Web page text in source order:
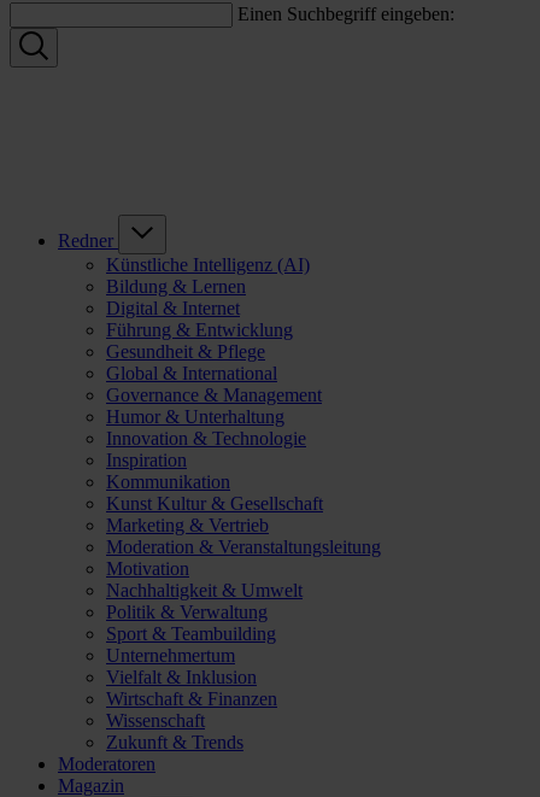
Einen Suchbegriff eingeben:
Redner
Künstliche Intelligenz (AI)
Bildung & Lernen
Digital & Internet
Führung & Entwicklung
Gesundheit & Pflege
Global & International
Governance & Management
Humor & Unterhaltung
Innovation & Technologie
Inspiration
Kommunikation
Kunst Kultur & Gesellschaft
Marketing & Vertrieb
Moderation & Veranstaltungsleitung
Motivation
Nachhaltigkeit & Umwelt
Politik & Verwaltung
Sport & Teambuilding
Unternehmertum
Vielfalt & Inklusion
Wirtschaft & Finanzen
Wissenschaft
Zukunft & Trends
Moderatoren
Magazin